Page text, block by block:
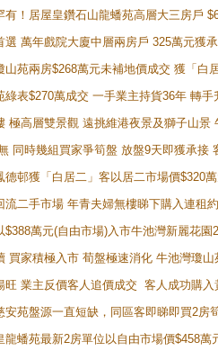
有！居屋皇鑽石山龍蟠苑高層大三房戶
選 萬年戲院大廈中層兩房戶 325萬元獲
山苑兩房$268萬元未補地價成交 獲「白
綠表$270萬成交 一手業主持貨36年 轉手
極高層雙景觀 遠挑維港夜景及獅子山
同時幾組買家爭筍盤 放盤9天即獲承接
德邨獲「白居二」客以居二市場價$320
流二手市場 年青夫婦無樓睇下購入連租
$388萬元(自由市場)入市牛池灣新麗花
買家積極入市 荀盤極速消化 牛池灣瓊
旺 業主反價客人追價成交 客人成功購
安苑盤源一直短缺，同區客即睇即買2房
龍蟠苑最新2房單位以自由市場價$458萬